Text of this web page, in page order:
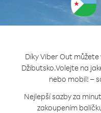
Díky Viber Out
Džibutsko.Volejte na
nebo mobil! –
Nejlepší sazby za
zakoupením